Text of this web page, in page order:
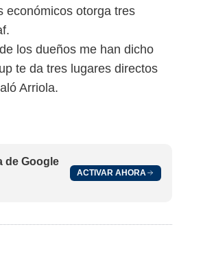
económicos otorga tres
los dueños me han dicho
te da tres lugares directos
Arriola.
de Google
ACTIVAR AHORA